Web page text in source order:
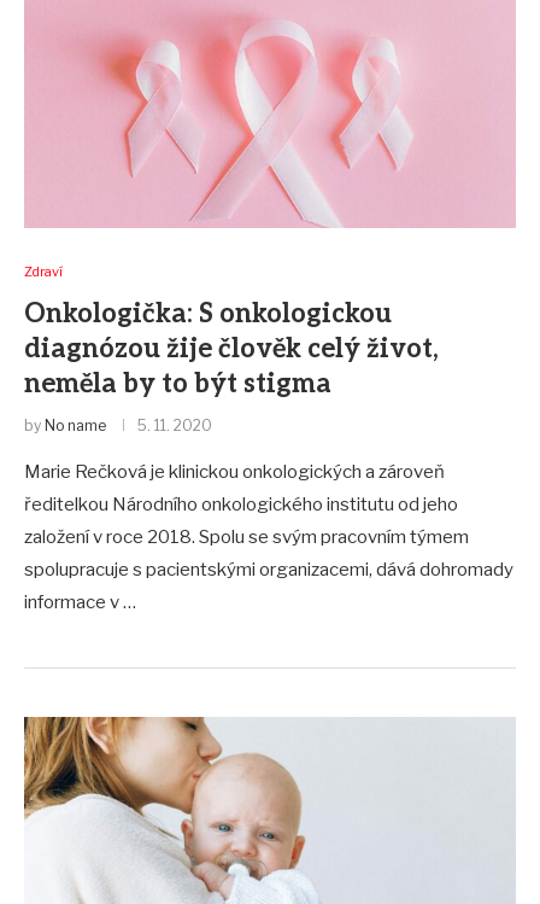
Zdraví
Onkologička: S onkologickou
diagnózou žije člověk celý život,
neměla by to být stigma
by No name 5. 11. 2020
Marie Rečková je klinickou onkologických a zároveň
ředitelkou Národního onkologického institutu od jeho
založení v roce 2018. Spolu se svým pracovním týmem
spolupracuje s pacientskými organizacemi, dává dohromady
informace v …